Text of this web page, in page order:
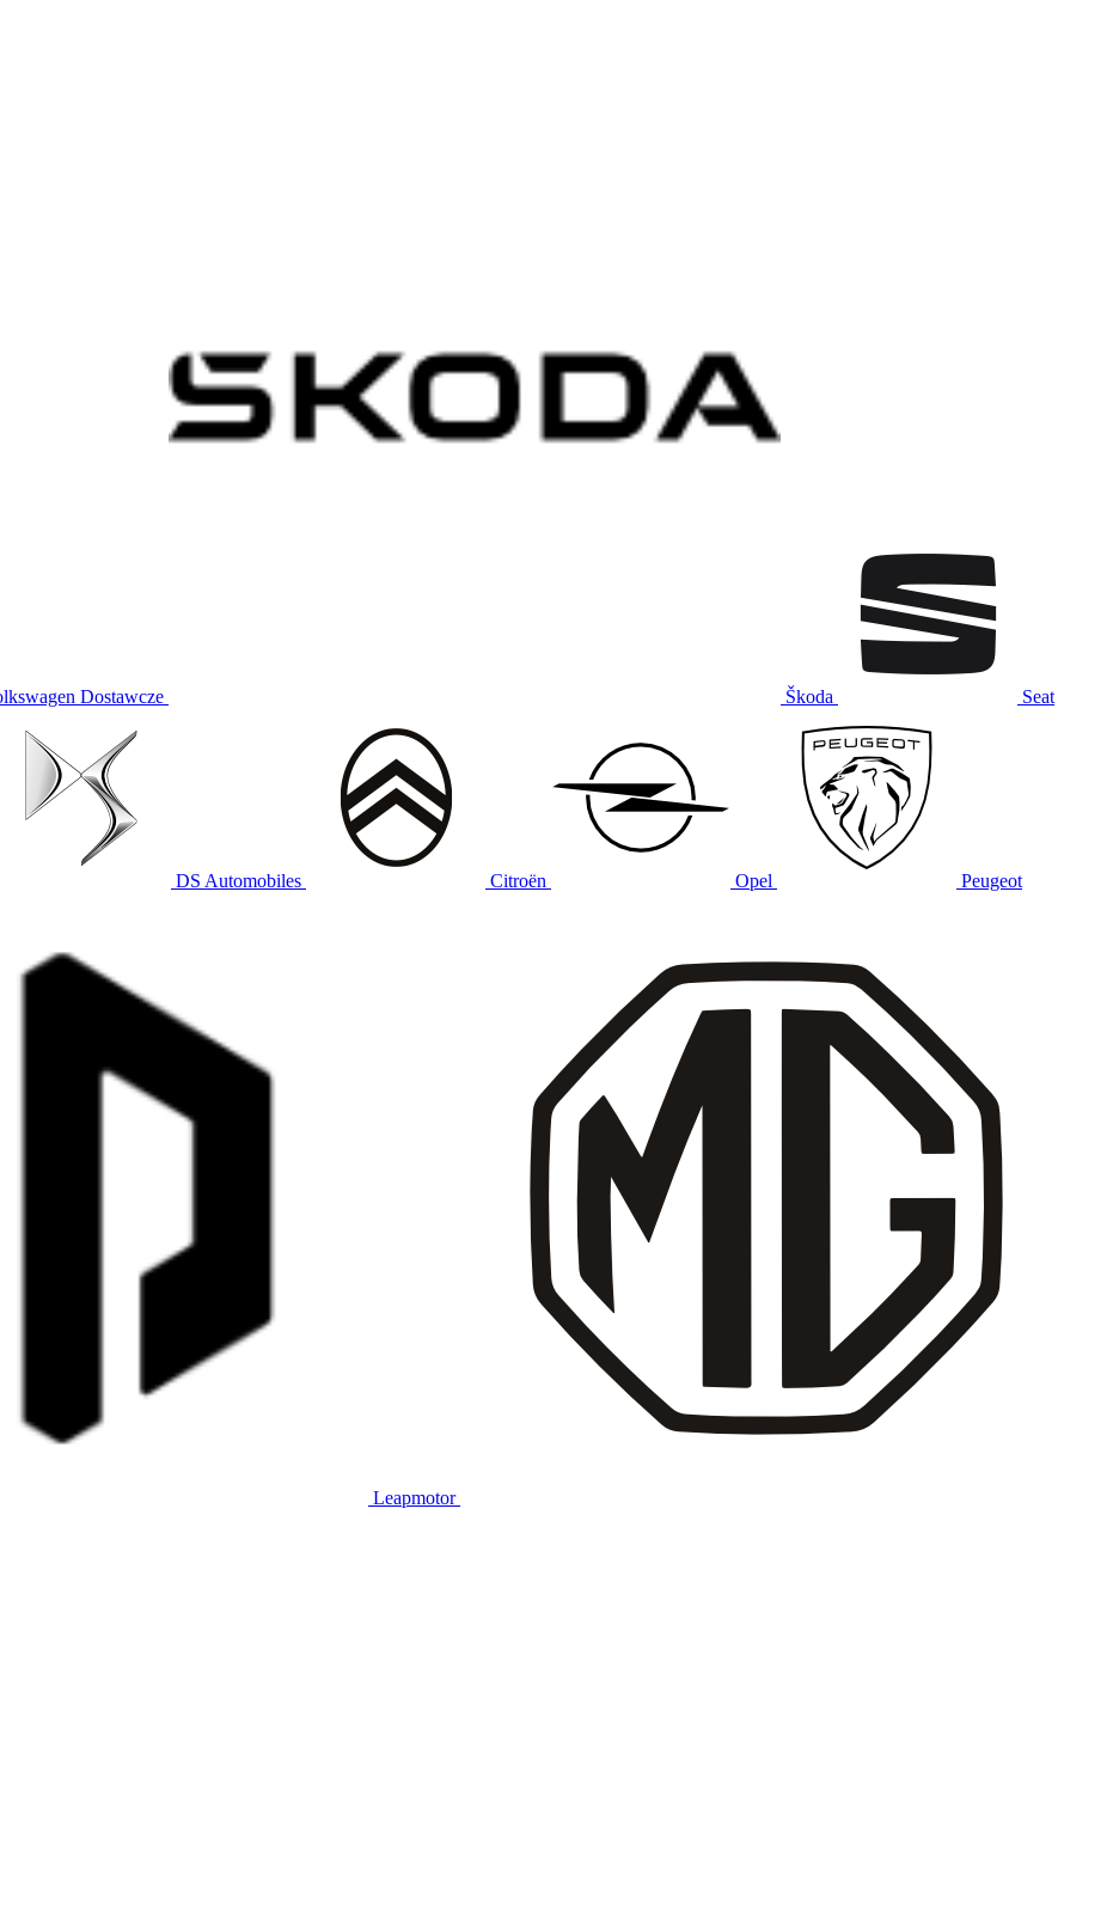
Dostawcze Škoda Seat
DS Automobiles Citroën Opel Peugeot
Leapmotor